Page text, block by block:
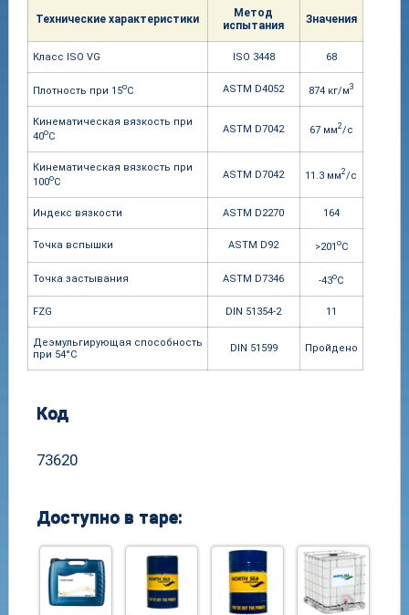
Технические характеристики
Метод
испытания
Значения
Класс ISO VG ISO 3448 68
Плотность при 15oC ASTM D4052 874 кг/м3
Кинематическая вязкость при
40oС
ASTM D7042 67 мм2/c
Кинематическая вязкость при
100oС
ASTM D7042 11.3 мм2/c
Индекс вязкости ASTM D2270 164
Точка вспышки ASTM D92 >201 oC
Точка застывания ASTM D7346 -43oC
FZG DIN 51354-2 11
Деэмульгирующая способность
при 54°C
DIN 51599 Пройдено
Код
73620
Доступно в таре: